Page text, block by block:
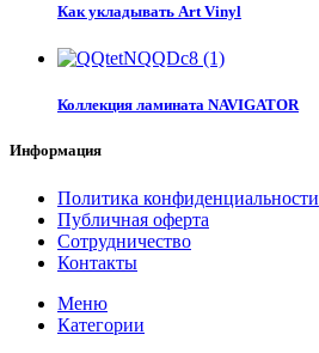
Как укладывать Art Vinyl
Коллекция ламината NAVIGATOR
Информация
Политика конфиденциальности
Публичная оферта
Сотрудничество
Контакты
Меню
Категории